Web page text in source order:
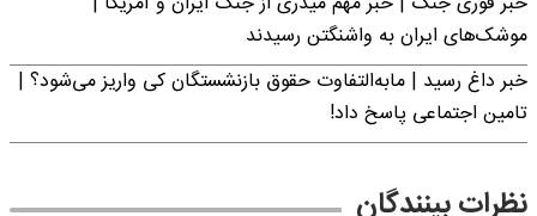
موشک‌های ایران به واشنگتن رسیدند
خبر داغ رسید | مابه‌التفاوت حقوق بازنشستگان کی واریز می‌شود؟ |
تامین اجتماعی پاسخ داد!
نظرات بینندگان